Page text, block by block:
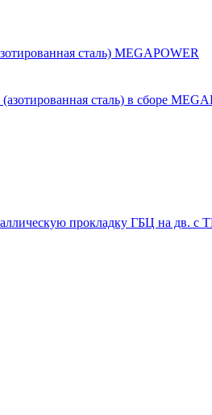
сталь) MEGAPOWER
сталь) в сборе
прокладку ГБЦ на дв. с